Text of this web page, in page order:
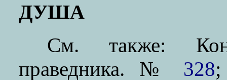
ДУША
См. также:
праведника. № 328